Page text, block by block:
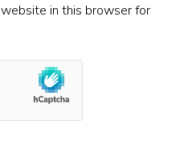
in this browser for